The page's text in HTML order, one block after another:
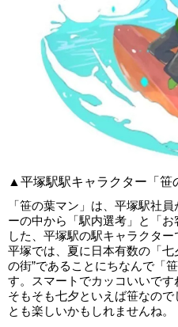
▲平塚駅駅キャラクター「笹
「笹の葉マン」は、平塚駅社
ーの中から「駅内選考」と「
した、平塚駅の駅キャラクター
平塚では、夏に日本有数の「
の街”であることにちなんで「
す。スマートでカッコいいです
そもそも七夕といえば笹なの
とも楽しいかもしれませんね。